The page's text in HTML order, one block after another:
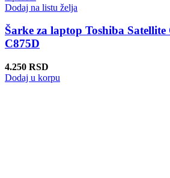
Dodaj na listu želja
Šarke za laptop Toshiba Satellite
C875D
4.250 RSD
Dodaj u korpu